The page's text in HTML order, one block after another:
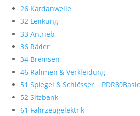
26 Kardanwelle
32 Lenkung
33 Antrieb
36 Räder
34 Bremsen
46 Rahmen & Verkleidung
51 Spiegel & Schlösser __PDR80Basic
52 Sitzbank
61 Fahrzeugelektrik